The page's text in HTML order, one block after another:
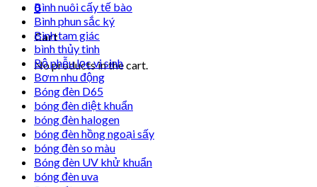
0
Cart
No products in the cart.
Bình nuôi cấy tế bào
Bình phun sắc ký
Bình tam giác
bình thủy tinh
Bộ phễu lọc vi sinh
Bơm nhu động
Bóng đèn D65
bóng đèn diệt khuẩn
bóng đèn halogen
bóng đèn hồng ngoại sấy
bóng đèn so màu
Bóng đèn UV khử khuẩn
bóng đèn uva